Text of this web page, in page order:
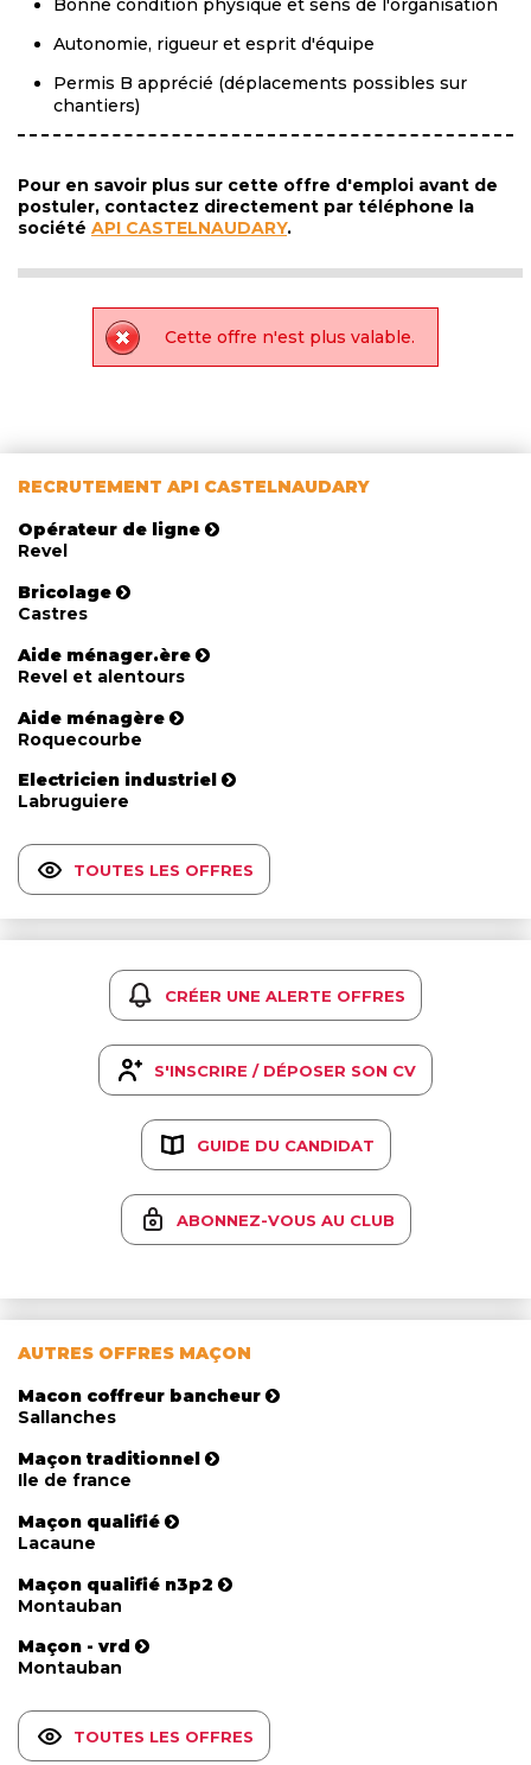
Bonne condition physique et sens de l'organisation
Autonomie, rigueur et esprit d'équipe
Permis B apprécié (déplacements possibles sur
chantiers)
Pour en savoir plus sur cette offre d'emploi avant de
postuler, contactez directement par téléphone la
société API CASTELNAUDARY.
Cette offre n'est plus valable.
RECRUTEMENT API CASTELNAUDARY
Opérateur de ligne
Revel
Bricolage
Castres
Aide ménager.ère
Revel et alentours
Aide ménagère
Roquecourbe
Electricien industriel
Labruguiere
TOUTES LES OFFRES
CRÉER UNE ALERTE OFFRES
S'INSCRIRE / DÉPOSER SON CV
GUIDE DU CANDIDAT
ABONNEZ-VOUS AU CLUB
AUTRES OFFRES MAÇON
Macon coffreur bancheur
Sallanches
Maçon traditionnel
Ile de france
Maçon qualifié
Lacaune
Maçon qualifié n3p2
Montauban
Maçon - vrd
Montauban
TOUTES LES OFFRES